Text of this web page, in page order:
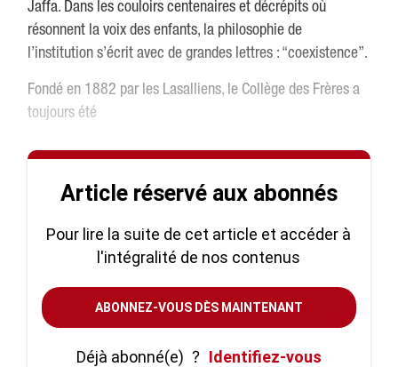
Jaffa. Dans les couloirs centenaires et décrépits où
résonnent la voix des enfants, la philosophie de
l’institution s’écrit avec de grandes lettres : “coexistence”.
Fondé en 1882 par les Lasalliens, le Collège des Frères a
toujours été
Article réservé aux abonnés
Pour lire la suite de cet article et accéder à
l'intégralité de nos contenus
ABONNEZ-VOUS DÈS MAINTENANT
Déjà abonné(e) ? Identifiez-vous